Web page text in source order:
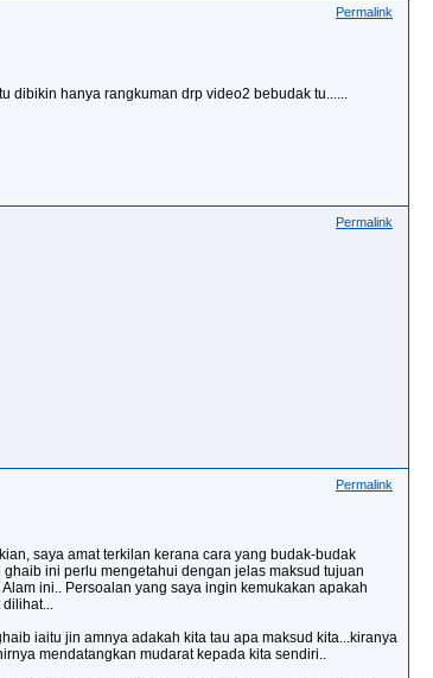
Permalink
dibikin hanya rangkuman drp video2 bebudak tu......
Permalink
Permalink
saya amat terkilan kerana cara yang budak-budak
ini perlu mengetahui dengan jelas maksud tujuan
ini.. Persoalan yang saya ingin kemukakan apakah
iaitu jin amnya adakah kita tau apa maksud kita...kiranya
mendatangkan mudarat kepada kita sendiri..